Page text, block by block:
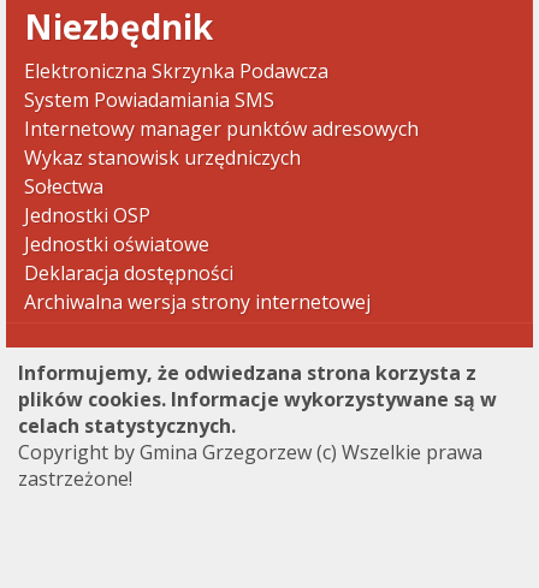
Niezbędnik
Elektroniczna Skrzynka Podawcza
System Powiadamiania SMS
Internetowy manager punktów adresowych
Wykaz stanowisk urzędniczych
Sołectwa
Jednostki OSP
Jednostki oświatowe
Deklaracja dostępności
Archiwalna wersja strony internetowej
Informujemy, że odwiedzana strona korzysta z
plików cookies. Informacje wykorzystywane są w
celach statystycznych.
Copyright by Gmina Grzegorzew (c) Wszelkie prawa
zastrzeżone!